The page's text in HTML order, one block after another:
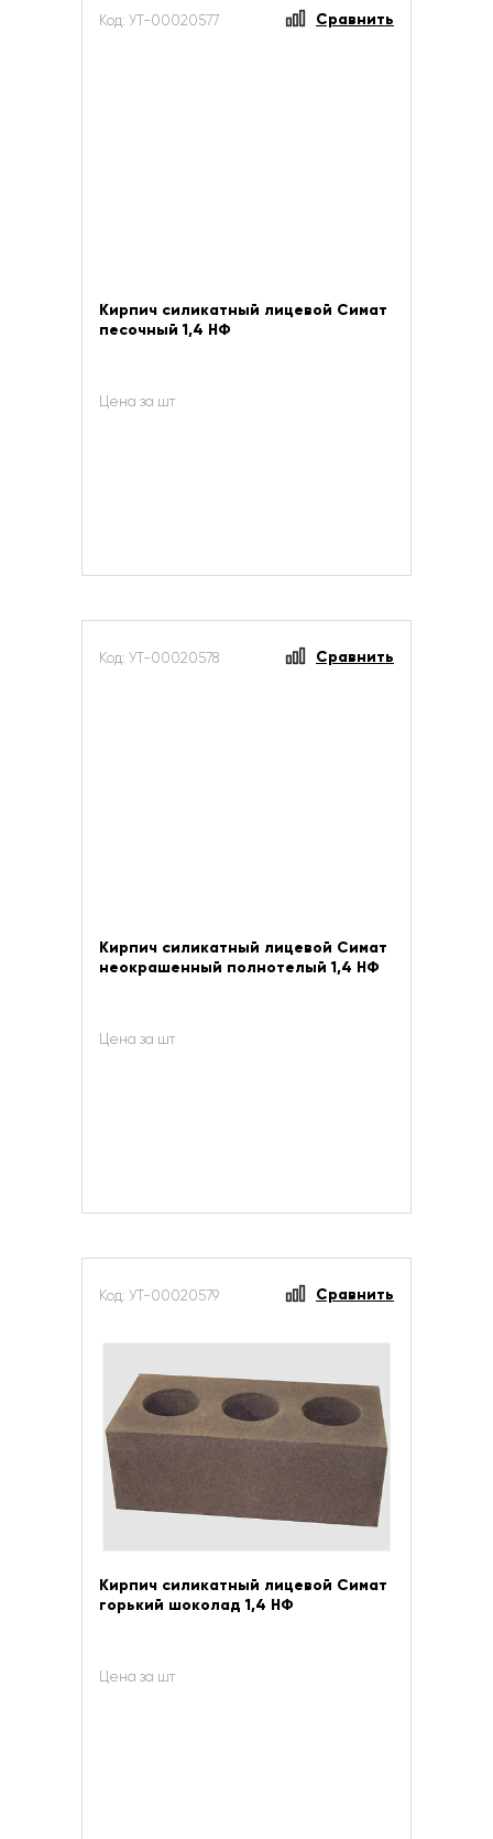
Код: УТ-00020577 Сравнить
Кирпич силикатный лицевой Симат
песочный 1,4 НФ
Цена за шт
Код: УТ-00020578 Сравнить
Кирпич силикатный лицевой Симат
неокрашенный полнотелый 1,4 НФ
Цена за шт
Код: УТ-00020579 Сравнить
Кирпич силикатный лицевой Симат
горький шоколад 1,4 НФ
Цена за шт